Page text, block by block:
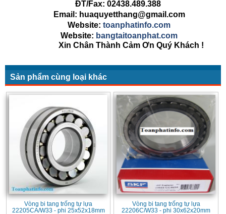
ĐT/Fax: 02438.489.388
Email: huaquyetthang@gmail.com
Website: toanphatinfo.com
Website: bangtaitoanphat.com
Xin Chân Thành Cảm Ơn Quý Khách !
Sản phẩm cùng loại khác
Vòng bi tang trống tự lựa
22205CA/W33 - phi 25x52x18mm
Vòng bi tang trống tự lựa
22206C/W33 - phi 30x62x20mm